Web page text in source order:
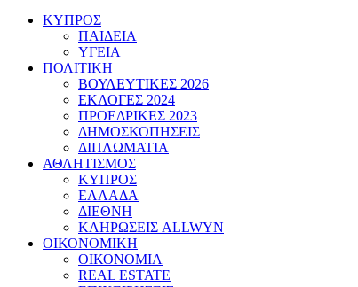
ΚΥΠΡΟΣ
ΠΑΙΔΕΙΑ
ΥΓΕΙΑ
ΠΟΛΙΤΙΚΗ
ΒΟΥΛΕΥΤΙΚΕΣ 2026
ΕΚΛΟΓΕΣ 2024
ΠΡΟΕΔΡΙΚΕΣ 2023
ΔΗΜΟΣΚΟΠΗΣΕΙΣ
ΔΙΠΛΩΜΑΤΙΑ
ΑΘΛΗΤΙΣΜΟΣ
ΚΥΠΡΟΣ
ΕΛΛΑΔΑ
ΔΙΕΘΝΗ
ΚΛΗΡΩΣΕΙΣ ALLWYN
ΟΙΚΟΝΟΜΙΚΗ
ΟΙΚΟΝΟΜΙΑ
REAL ESTATE